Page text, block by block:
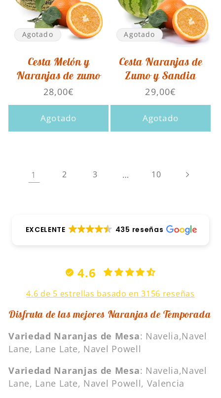
Agotado
Cesta Melón y
Naranjas de zumo
Precio
habitual
28,00€
Agotado
Agotado
Cesta Naranjas de
Zumo y Sandia
Precio
habitual
29,00€
Agotado
1 2 3 … 10
EXCELENTE 435 reseñas
4.6
4.6 de 5 estrellas basado en 3156 reseñas
Disfruta de las mejores Naranjas de Temporada
Variedad Naranjas de Mesa: Navelia,Navel
Lane, Lane Late, Navel Powell
Variedad Naranjas de Mesa: Navelia,Navel
Lane, Lane Late, Navel Powell, Valencia